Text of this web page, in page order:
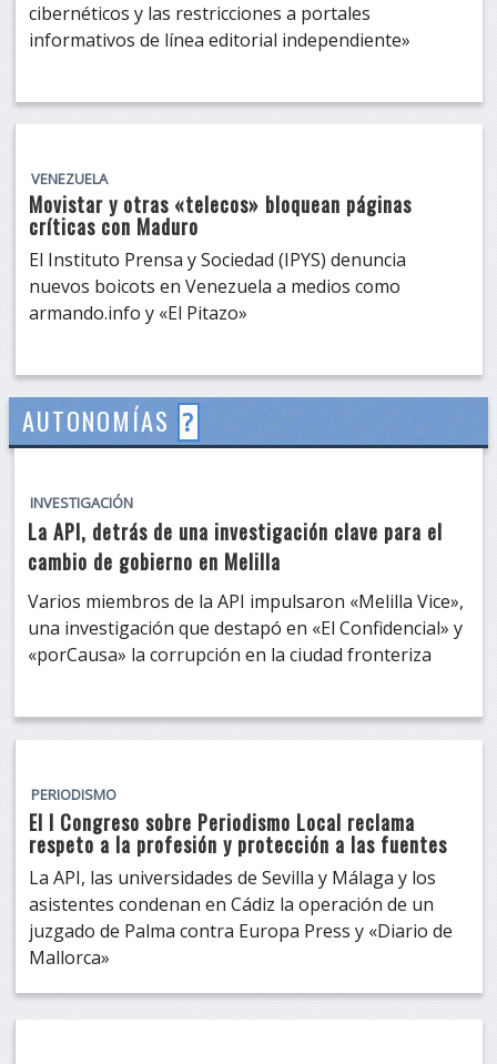
cibernéticos y las restricciones a portales
informativos de línea editorial independiente»
VENEZUELA
Movistar y otras «telecos» bloquean páginas
críticas con Maduro
El Instituto Prensa y Sociedad (IPYS) denuncia
nuevos boicots en Venezuela a medios como
armando.info y «El Pitazo»
AUTONOMÍAS?
INVESTIGACIÓN
La API, detrás de una investigación clave para el
cambio de gobierno en Melilla
Varios miembros de la API impulsaron «Melilla Vice»,
una investigación que destapó en «El Confidencial» y
«porCausa» la corrupción en la ciudad fronteriza
PERIODISMO
El I Congreso sobre Periodismo Local reclama
respeto a la profesión y protección a las fuentes
La API, las universidades de Sevilla y Málaga y los
asistentes condenan en Cádiz la operación de un
juzgado de Palma contra Europa Press y «Diario de
Mallorca»